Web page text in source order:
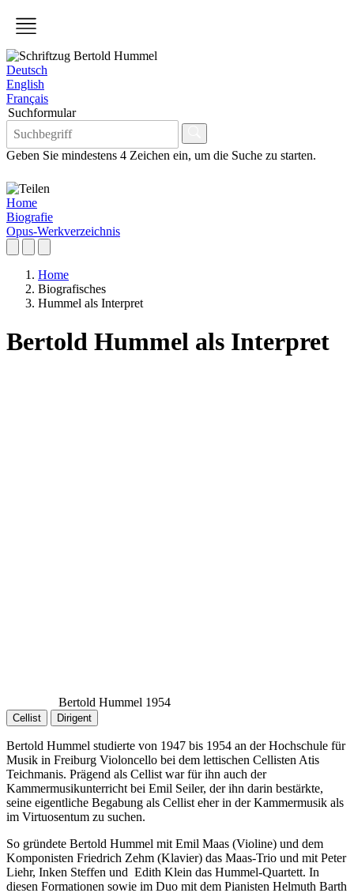
Deutsch
English
Français
Suchformular
Geben Sie mindestens 4 Zeichen ein, um die Suche zu starten.
Home
Biografie
Opus-Werkverzeichnis
Home
Biografisches
Hummel als Interpret
Bertold Hummel als Interpret
Bertold Hummel 1954
Cellist Dirigent
Bertold Hummel studierte von 1947 bis 1954 an der Hochschule für
Musik in Freiburg Violoncello bei dem lettischen Cellisten Atis
Teichmanis. Prägend als Cellist war für ihn auch der
Kammermusikunterricht bei Emil Seiler, der ihn darin bestärkte,
seine eigentliche Begabung als Cellist eher in der Kammermusik als
im Virtuosentum zu suchen.
So gründete Bertold Hummel mit Emil Maas (Violine) und dem
Komponisten Friedrich Zehm (Klavier) das Maas-Trio und mit Peter
Liehr, Inken Steffen und Edith Klein das Hummel-Quartett. In
diesen Formationen sowie im Duo mit dem Pianisten Helmuth Barth